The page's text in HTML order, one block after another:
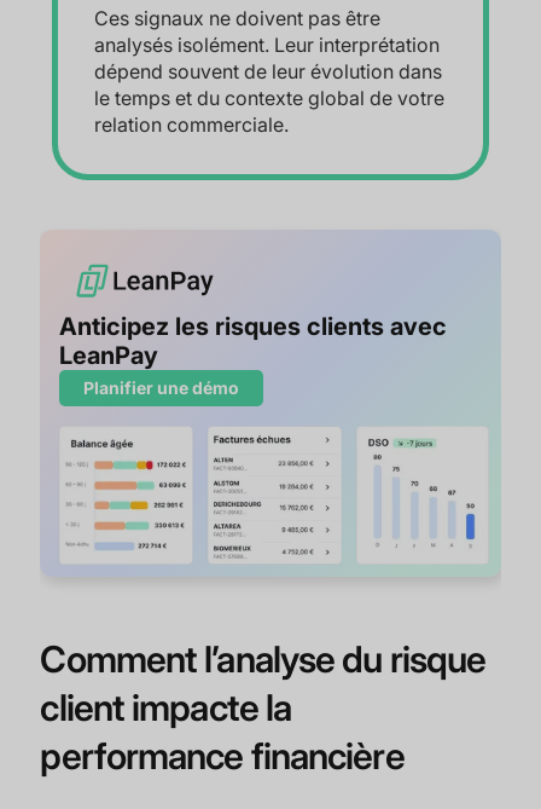
Ces signaux ne doivent pas être
analysés isolément. Leur interprétation
dépend souvent de leur évolution dans
le temps et du contexte global de votre
relation commerciale.
Anticipez les risques clients avec
LeanPay
Planifier une démo
Comment l’analyse du risque
client impacte la
performance financière